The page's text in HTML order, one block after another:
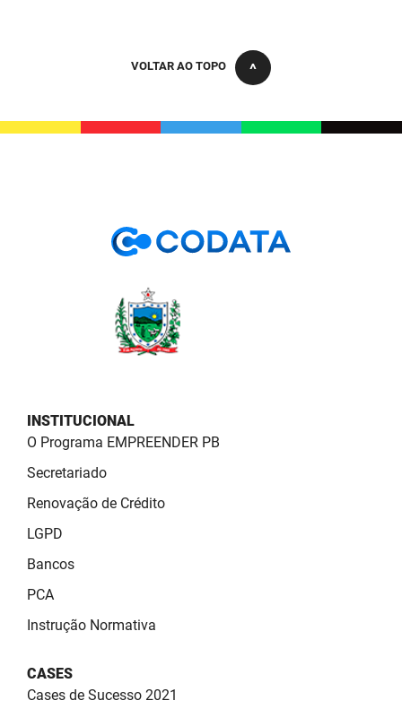
VOLTAR AO TOPO
INSTITUCIONAL
O Programa EMPREENDER PB
Secretariado
Renovação de Crédito
LGPD
Bancos
PCA
Instrução Normativa
CASES
Cases de Sucesso 2021